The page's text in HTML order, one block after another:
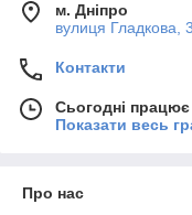
м. Дніпро
вулиця Гладкова,
Контакти
Сьогодні
Показати весь
Про нас